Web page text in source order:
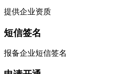
提供企业资质
短信签名
报备企业短信签名